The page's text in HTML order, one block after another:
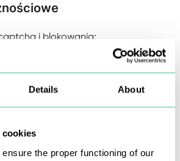
Details About
cookies
the proper functioning of our
i blokowania;
i oszukiwanie;
automatyczne uzupełnianie